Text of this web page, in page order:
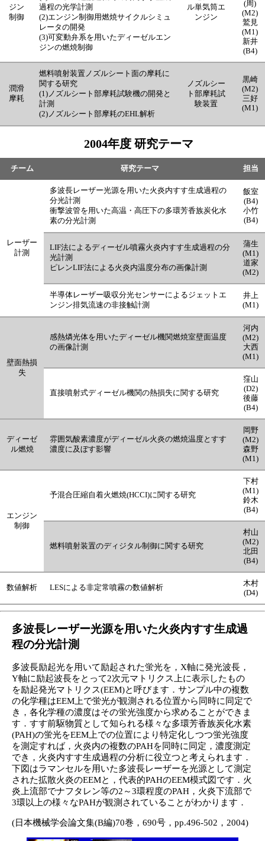
ジン
制御
過程の光学計測
(2)エンジン制御用燃焼サイクルシミュ
レータの開発
(3)可変動弁系を用いたディーゼルエン
ジンの燃焼制御
ル単気筒エ
ンジン
(周)
(M2)
鷲見
(M1)
新井
(B4)
潤滑
摩耗
燃料噴射装置ノズルシート面の摩耗に
関する研究
(1)ノズルシート部摩耗試験機の開発と
計測
(2)ノズルシート部摩耗のEHL解析
ノズルシー
ト部摩耗試
験装置
黒崎
(M2)
三好
(M1)
2004年度 研究テーマ
チーム 研究テーマ 担当
レーザー
計測
多波長レーザー光源を用いた火炎内すす生成過程の
分光計測
衝撃波管を用いた高温・高圧下の多環芳香族炭化水
素の分光計測
飯室
(B4)
小竹
(B4)
LIF法によるディーゼル噴霧火炎内すす生成過程の分
光計測
ピレンLIF法による火炎内温度分布の画像計測
蒲生
(M1)
道家
(M2)
半導体レーザー吸収分光センサーによるジェットエ
ンジン排気流速の非接触計測
井上
(M1)
壁面熱損
失
感熱燐光体を用いたディーゼル機関燃焼室壁面温度
の画像計測
河内
(M2)
大西
(M1)
直接噴射式ディーゼル機関の熱損失に関する研究
窪山
(D2)
後藤
(B4)
ディーゼ
ル燃焼
雰囲気酸素濃度がディーゼル火炎の燃焼温度とすす
濃度に及ぼす影響
岡野
(M2)
森野
(M1)
エンジン
制御
予混合圧縮自着火燃焼(HCCI)に関する研究
下村
(M1)
鈴木
(B4)
燃料噴射装置のディジタル制御に関する研究
村山
(M2)
北田
(B4)
数値解析 LESによる非定常噴霧の数値解析
木村
(D4)
多波長レーザー光源を用いた火炎内すす生成過
程の分光計測
多波長励起光を用いて励起された蛍光を，X軸に発光波長，
Y軸に励起波長をとって2次元マトリクス上に表示したもの
を励起発光マトリクス(EEM)と呼びます．サンプル中の複数
の化学種はEEM上で蛍光が観測される位置から同時に同定で
き，各化学種の濃度はその蛍光強度から求めることができま
す．すす前駆物質として知られる様々な多環芳香族炭化水素
(PAH)の蛍光をEEM上での位置により特定化しつつ蛍光強度
を測定すれば，火炎内の複数のPAHを同時に同定，濃度測定
でき，火炎内すす生成過程の分析に役立つと考えられます．
下図はラマンセルを用いた多波長レーザーを光源として測定
された拡散火炎のEEMと，代表的PAHのEEM模式図です．火
炎上流部でナフタレン等の2～3環程度のPAH，火炎下流部で
3環以上の様々なPAHが観測されていることがわかります．
(日本機械学会論文集(B編)70巻，690号，pp.496-502，2004)